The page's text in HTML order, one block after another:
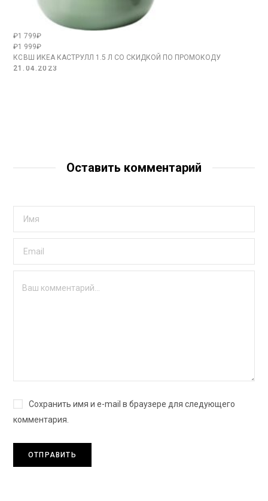
₽1 799₽
₽1 999₽
КОВШ ИКЕА КАСТРУЛЛ 1.5 Л СО СКИДКОЙ ПО ПРОМОКОДУ
21.04.2023
Оставить комментарий
Сохранить имя и e-mail в браузере для следующего
комментария.